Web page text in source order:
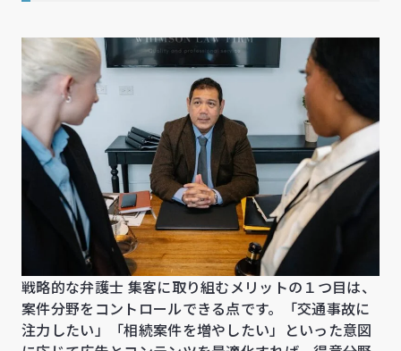
戦略的な弁護士 集客に取り組むメリットの１つ目は、
案件分野をコントロールできる点です。「交通事故に
注力したい」「相続案件を増やしたい」といった意図